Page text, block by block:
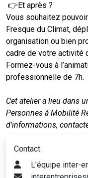
👉Et après ?
Vous souhaitez
Fresque du Climat,
organisation ou bien
cadre de votre activité
Formez-vous à
professionnelle de 7h.
Cet atelier a lieu dans
Personnes à Mobilité
d'informations,
Contact
L'équipe inter-